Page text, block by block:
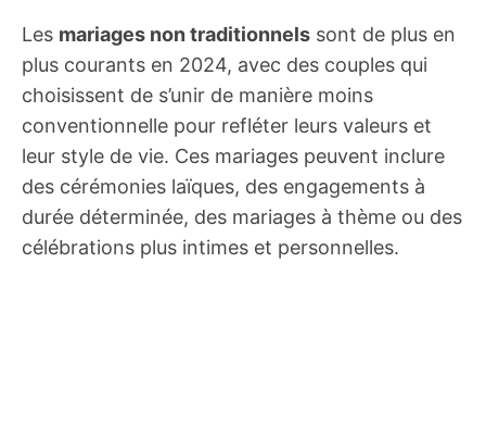
Les mariages non traditionnels sont de plus en
plus courants en 2024, avec des couples qui
choisissent de s’unir de manière moins
conventionnelle pour refléter leurs valeurs et
leur style de vie. Ces mariages peuvent inclure
des cérémonies laïques, des engagements à
durée déterminée, des mariages à thème ou des
célébrations plus intimes et personnelles.